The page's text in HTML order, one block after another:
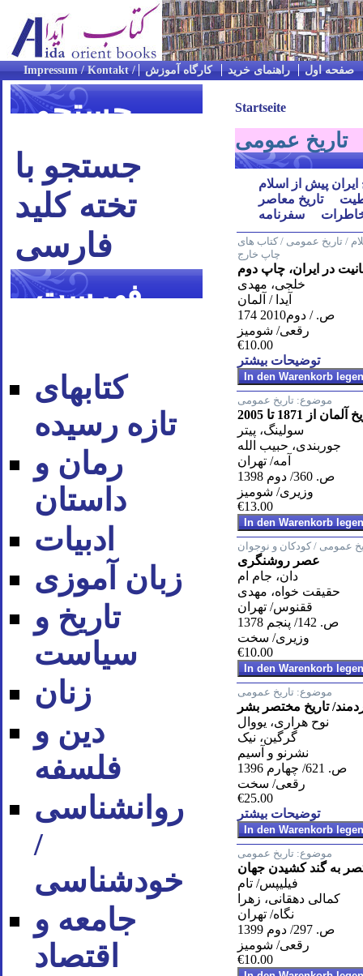
صفحه اول راهنمای خرید کارگاه آموزش
جستجو
جستجو با
تخته کلید
فارسی
فهرست
کتابهای
تازه رسیده
رمان و
داستان
ادبیات
زبان آموزی
تاریخ و
سیاست
زنان
دین و
فلسفه
روان‪شناسی
/
خودشناسی
جامعه و
اقتصاد
Startseite
تاریخ عمومی
ایران پیش از اسلام
تاریخ معاصر
سفرنامه
/ تاریخ عمومی / کتاب های
چاپ خارج
در ایران، چاپ دوم
خلجی، مهدی
آیدا / آلمان
174 ص. / دوم2010
رقعی/ شومیز
€10.00
توضیحات بیشتر
موضوع: تاریخ عمومی
از 1871 تا 2005
سولینگ، پیتر
جوربندی، حبیب الله
آمه/ تهران
ص. 360/ دوم 1398
وزیری/ شومیز
€13.00
عمومی / کودکان و نوجوان
عصر روشنگری
دان، جام ام
حقیقت خواه، مهدی
ققنوس/ تهران
ص. 142/ پنجم 1378
وزیری/ سخت
€10.00
موضوع: تاریخ عمومی
تاریخ مختصر بشر
نوح هراری، یووال
گرگین، نیک
نشرنو و آسیم
ص. 621/ چهارم 1396
رقعی/ سخت
€25.00
توضیحات بیشتر
موضوع: تاریخ عمومی
به گند کشیدن جهان
فیلیپس/ تام
کمالی دهقانی، زهرا
نگاه/ تهران
ص. 297/ دوم 1399
رقعی/ شومیز
€10.00